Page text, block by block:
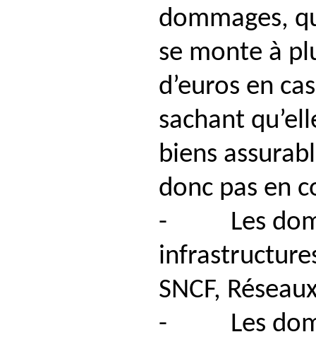
dommages,
se monte à
d’euros en
sachant
biens
donc pas en
- Les
SNCF,
- Les